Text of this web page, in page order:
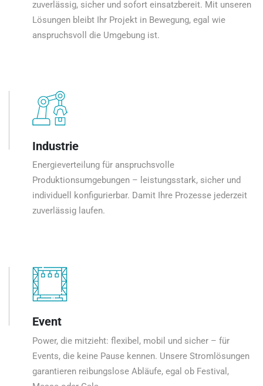
zuverlässig, sicher und sofort einsatzbereit. Mit unseren
Lösungen bleibt Ihr Projekt in Bewegung, egal wie
anspruchsvoll die Umgebung ist.
Industrie
Energieverteilung für anspruchsvolle
Produktionsumgebungen – leistungsstark, sicher und
individuell konfigurierbar. Damit Ihre Prozesse jederzeit
zuverlässig laufen.
Event
Power, die mitzieht: flexibel, mobil und sicher – für
Events, die keine Pause kennen. Unsere Stromlösungen
garantieren reibungslose Abläufe, egal ob Festival,